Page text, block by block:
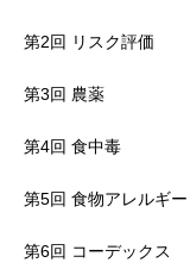
第2回 リスク評価
第3回 農薬
第4回 食中毒
第5回 食物アレルギー
第6回 コーデックス